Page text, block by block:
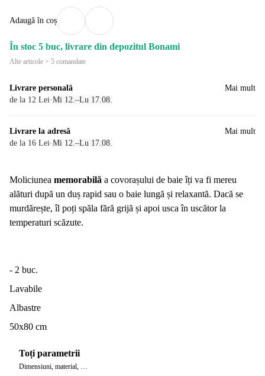
Adaugă în coș
În stoc 5 buc, livrare din depozitul Bonami
Alte articole > 5 comandate
Livrare personală
de la 12 Lei·Mi 12.–Lu 17.08.
Mai mult
Livrare la adresă
de la 16 Lei·Mi 12.–Lu 17.08.
Mai mult
Moliciunea memorabilă a covorașului de baie îți va fi mereu
alături după un duș rapid sau o baie lungă și relaxantă. Dacă se
murdărește, îl poți spăla fără grijă și apoi usca în uscător la
temperaturi scăzute.
- 2 buc.
Lavabile
Albastre
50x80 cm
Toți parametrii
Dimensiuni, material, …